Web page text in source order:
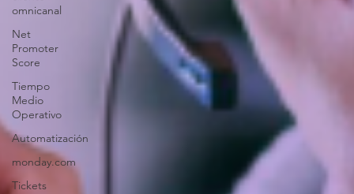
omnicanal
Net
Promoter
Score
Tiempo
Medio
Operativo
Automatización
monday.com
Tickets